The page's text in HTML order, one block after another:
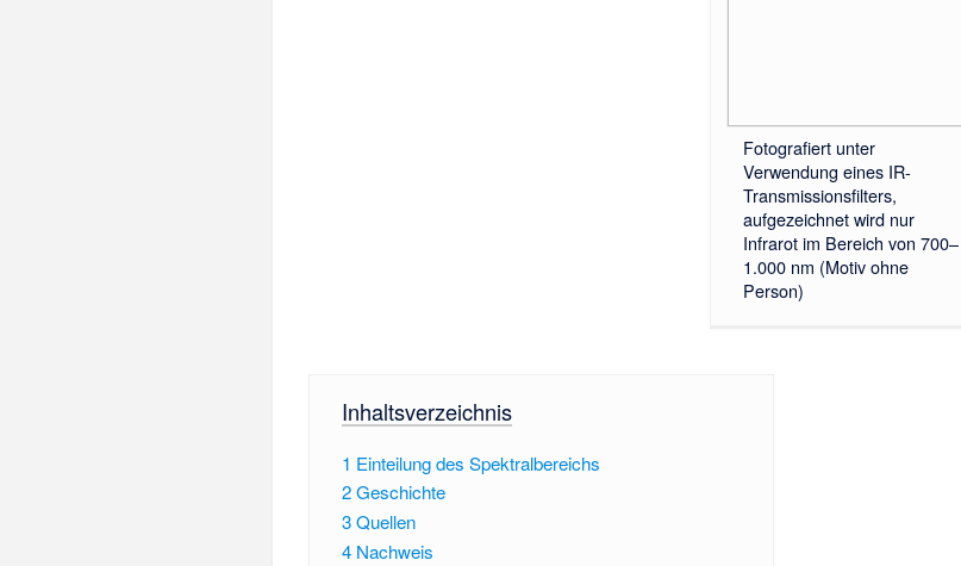
Fotografiert unter
Verwendung eines IR-
Transmissionsfilters,
aufgezeichnet wird nur
Infrarot im Bereich von 700–
1.000 nm (Motiv ohne
Person)
Inhaltsverzeichnis
1 Einteilung des Spektralbereichs
2Geschichte
3Quellen
4 Nachweis